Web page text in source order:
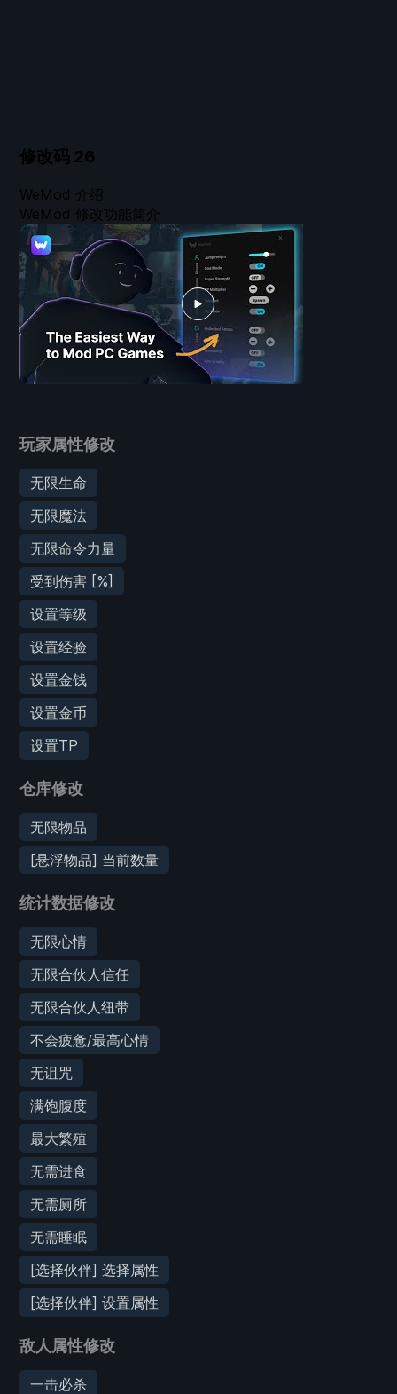
修改码 26
玩家属性修改
无限生命
无限魔法
无限命令力量
受到伤害 [%]
设置等级
设置经验
设置金钱
设置金币
设置TP
仓库修改
无限物品
[悬浮物品] 当前数量
统计数据修改
无限心情
无限合伙人信任
无限合伙人纽带
不会疲惫/最高心情
无诅咒
满饱腹度
最大繁殖
无需进食
无需厕所
无需睡眠
[选择伙伴] 选择属性
[选择伙伴] 设置属性
敌人属性修改
一击必杀
WeMod 介绍
WeMod 修改功能简介